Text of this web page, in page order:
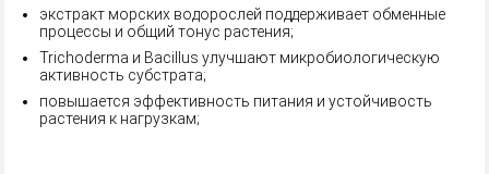
экстракт морских водорослей поддерживает обменные
процессы и общий тонус растения;
Trichoderma и Bacillus улучшают микробиологическую
активность субстрата;
повышается эффективность питания и устойчивость
растения к нагрузкам;